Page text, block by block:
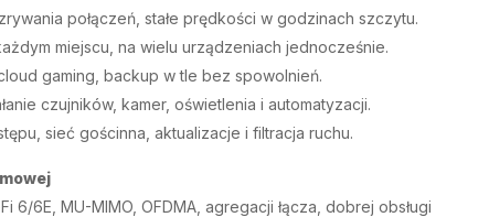
połączeń, stałe prędkości w godzinach szczytu.
miejscu, na wielu urządzeniach jednocześnie.
gaming, backup w tle bez spowolnień.
czujników, kamer, oświetlenia i automatyzacji.
sieć gościnna, aktualizacje i filtracja ruchu.
6/6E, MU-MIMO, OFDMA, agregacji łącza, dobrej obsługi